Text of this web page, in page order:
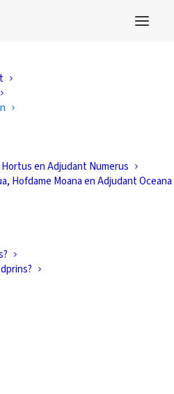
en Adjudant Numerus
Hofdame Moana en Adjudant Oceana